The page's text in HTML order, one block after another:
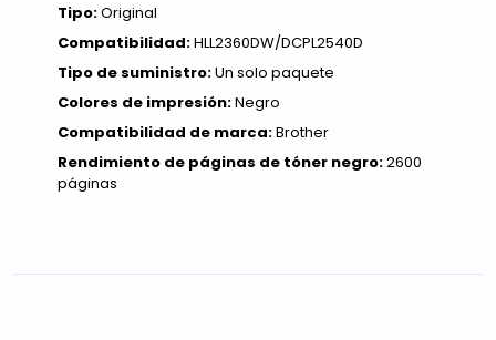
Tipo:Original
Compatibilidad:HLL2360DW/DCPL2540D
Tipo de suministro:Un solo paquete
Colores de impresión:Negro
Compatibilidad de marca:Brother
Rendimiento de páginas de tóner negro:2600
páginas